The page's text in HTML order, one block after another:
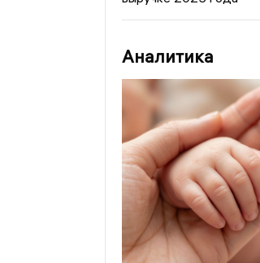
Аналитика